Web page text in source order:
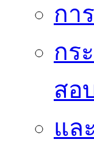
กา
กร
สอ
แล